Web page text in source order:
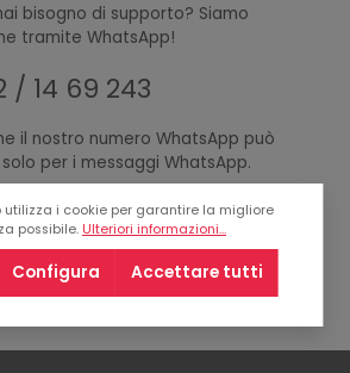
bisogno di supporto? Siamo
tramite WhatsApp!
/ 14 69 243
il nostro numero WhatsApp può
per i messaggi WhatsApp.
utilizza i cookie per garantire la migliore
possibile. Ulteriori informazioni...
Configura Accettare tutti